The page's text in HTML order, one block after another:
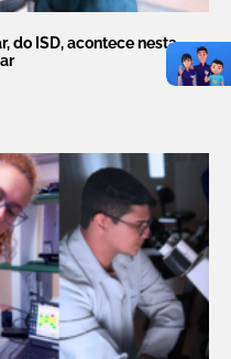
do ISD, acontece nesta